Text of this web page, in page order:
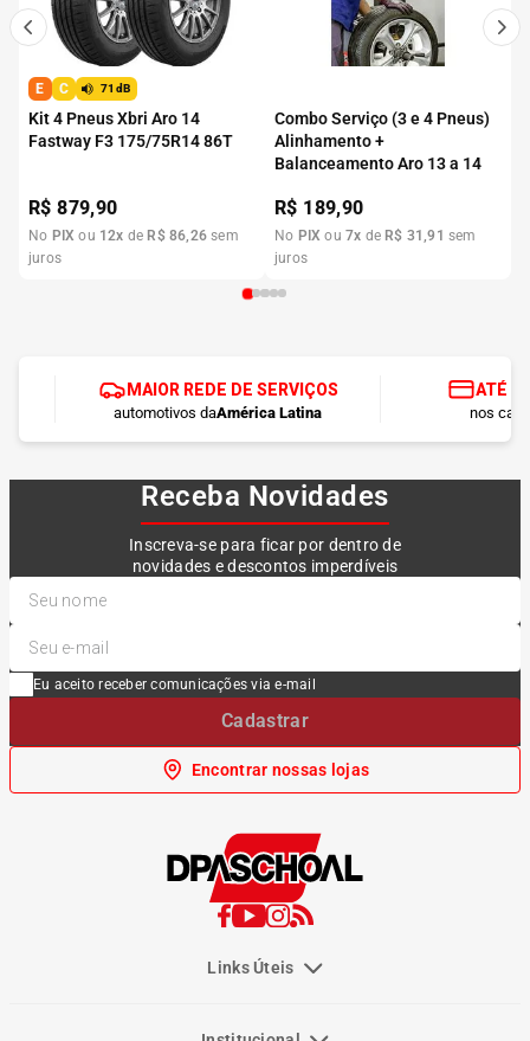
E C 71dB
Kit 4 Pneus Xbri Aro 14
Fastway F3 175/75R14 86T
R$879,90
No PIX ou 12x de R$ 86,26 sem
juros
Combo Serviço (3 e 4 Pneus)
Alinhamento +
Balanceamento Aro 13 a 14
R$ 189,90
No PIX ou7x de R$ 31 ,91 sem
juros
MAIOR REDE DE SERVIÇOS
automotivos daAmérica Latina
ATÉ
nos
Receba Novidades
Inscreva-se para ficar por dentro de
novidades e descontos imperdíveis
Eu aceito receber comunicações via e-mail
Cadastrar
Encontrar nossas lojas
Links Úteis